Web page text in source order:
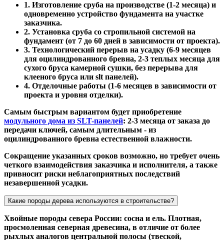
1. Изготовление сруба на производстве (1-2 месяца) и
одновременно устройство фундамента на участке
заказчика.
2. Установка сруба со стропильной системой на
фундамент (от 7 до 60 дней в зависимости от проекта).
3. Технологический перерыв на усадку (6-9 месяцев
для оцилиндрованного бревна, 2-3 теплых месяца для
сухого бруса камерной сушки, без перерыва для
клееного бруса или slt панелей).
4. Отделочные работы (1-6 месяцев в зависимости от
проекта и уровня отделки).
Самым быстрым вариантом будет приобретение
модульного дома из SLT-панелей: 2-3 месяца от заказа до
передачи ключей, самым длительным - из
оцилиндрованного бревна естественной влажности.
Сокращение указанных сроков возможно, но требует очень
четкого взаимодействия заказчика и исполнителя, а также
привносит риски неблагоприятных последствий
незавершенной усадки.
Какие породы дерева используются в строительстве?
Хвойные породы севера России: сосна и ель. Плотная,
просмоленная северная древесина, в отличие от более
рыхлых аналогов центральной полосы (твеской,